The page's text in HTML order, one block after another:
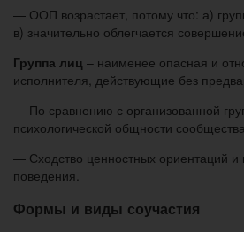
— ООП возрастает, потому что: а)
в) значительно облегчается
Группа лиц – наименее опасная и
исполнителя, действующие без
— По сравнению с организованной
психологической общности сообщества.
— Сходство ценностных ориентаций и
поведения.
Формы и виды соучастия